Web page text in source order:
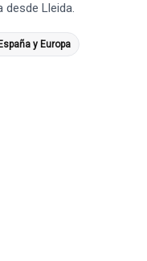
desde Lleida.
y Europa